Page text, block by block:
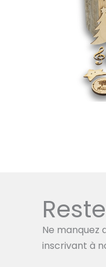
Ne manquez
inscrivant à